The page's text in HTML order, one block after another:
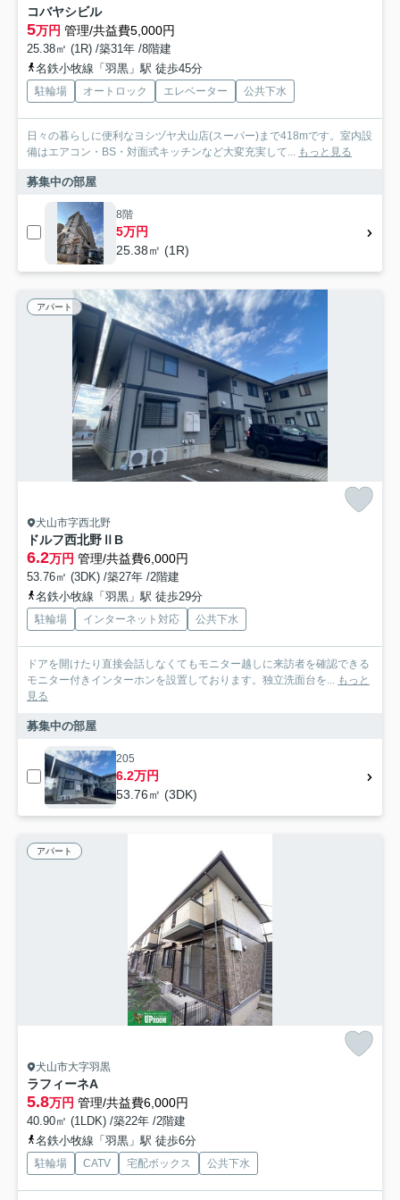
コバヤシビル
5万円 管理/共益費5,000円
25.38㎡ (1R) /築31年 /8階建
名鉄小牧線「羽黒」駅 徒歩45分
駐輪場 オートロック エレベーター 公共下水
日々の暮らしに便利なヨシヅヤ犬山店(スーパー)まで418mです。室内設
備はエアコン・BS・対面式キッチンなど大変充実して...
もっと見る
募集中の部屋
8階
5万円
25.38㎡ (1R)
アパート
犬山市字西北野
ドルフ西北野ⅡB
6.2万円 管理/共益費6,000円
53.76㎡ (3DK) /築27年 /2階建
名鉄小牧線「羽黒」駅 徒歩29分
駐輪場 インターネット対応 公共下水
ドアを開けたり直接会話しなくてもモニター越しに来訪者を確認できる
モニター付きインターホンを設置しております。独立洗面台を...
もっと
見る
募集中の部屋
205
6.2万円
53.76㎡ (3DK)
アパート
犬山市大字羽黒
ラフィーネA
5.8万円 管理/共益費6,000円
40.90㎡ (1LDK) /築22年 /2階建
名鉄小牧線「羽黒」駅 徒歩6分
駐輪場 CATV 宅配ボックス 公共下水